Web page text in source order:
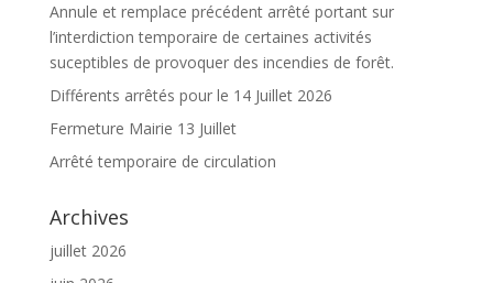
Annule et remplace précédent arrêté portant sur
l’interdiction temporaire de certaines activités
suceptibles de provoquer des incendies de forêt.
Différents arrêtés pour le 14 Juillet 2026
Fermeture Mairie 13 Juillet
Arrêté temporaire de circulation
Archives
juillet 2026